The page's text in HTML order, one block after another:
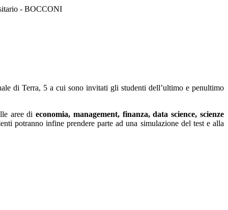
- BOCCONI
di Terra, 5 a cui sono invitati gli studenti dell’ultimo e penultimo
aree dieconomia, management, finanza, data science, scienze
potranno infine prendere parte ad una simulazione del test e alla